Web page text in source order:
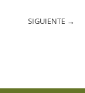
SIGUIENTE →